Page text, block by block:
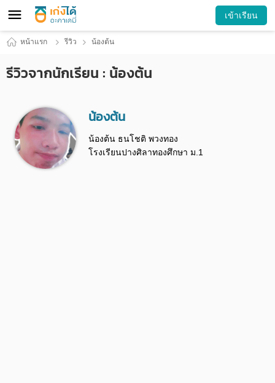
เข้าเรียน
หน้าแรก รีวิว น้องต้น
รีวิวจากนักเรียน : น้องต้น
น้องต้น
น้องต้น ธนโชติ พวงทอง
โรงเรียนปางศิลาทองศึกษา ม.1